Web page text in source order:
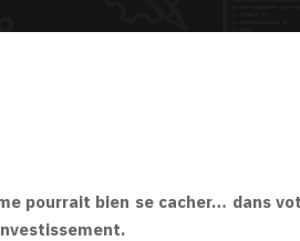
pourrait bien se cacher… dans